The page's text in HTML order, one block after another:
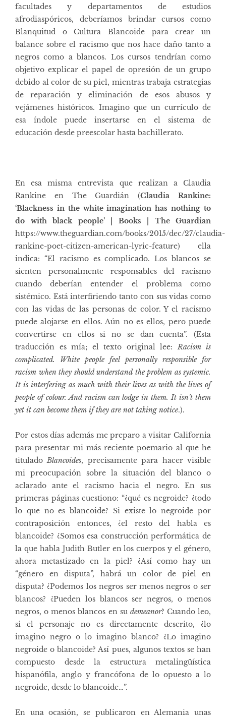
facultades y departamentos de estudios
afrodiaspóricos, deberíamos brindar cursos como
Blanquitud o Cultura Blancoide para crear un
balance sobre el racismo que nos hace daño tanto a
negros como a blancos. Los cursos tendrían como
objetivo explicar el papel de opresión de un grupo
debido al color de su piel, mientras trabaja estrategias
de reparación y eliminación de esos abusos y
vejámenes históricos. Imagino que un currículo de
esa índole puede insertarse en el sistema de
educación desde preescolar hasta bachillerato.
En esa misma entrevista que realizan a Claudia
Rankine en The Guardián (Claudia Rankine:
‘Blackness in the white imagination has nothing to
do with black people’ | Books | The Guardian
https://www.theguardian.com/books/2015/dec/27/claudia-
rankine-poet-citizen-american-lyric-feature) ella
indica: “El racismo es complicado. Los blancos se
sienten personalmente responsables del racismo
cuando deberían entender el problema como
sistémico. Está interfiriendo tanto con sus vidas como
con las vidas de las personas de color. Y el racismo
puede alojarse en ellos. Aún no es ellos, pero puede
convertirse en ellos si no se dan cuenta”. (Esta
traducción es mía; el texto original lee: Racism is
complicated. White people feel personally responsible for
racism when they should understand the problem as systemic.
It is interfering as much with their lives as with the lives of
people of colour. And racism can lodge in them. It isn’t them
yet it can become them if they are not taking notice.).
Por estos días además me preparo a visitar California
para presentar mi más reciente poemario al que he
tituladoBlancoides, precisamente para hacer visible
mi preocupación sobre la situación del blanco o
aclarado ante el racismo hacia el negro. En sus
primeras páginas cuestiono: “¿qué es negroide? ¿todo
lo que no es blancoide? Si existe lo negroide por
contraposición entonces, ¿el resto del habla es
blancoide? ¿Somos esa construcción performática de
la que habla Judith Butler en los cuerpos y el género,
ahora metastizado en la piel? ¿Así como hay un
“género en disputa”, habrá un color de piel en
disputa? ¿Podemos los negros ser menos negros o ser
blancos? ¿Pueden los blancos ser negros, o menos
negros, o menos blancos en su demeanor? Cuando leo,
si el personaje no es directamente descrito, ¿lo
imagino negro o lo imagino blanco? ¿Lo imagino
negroide o blancoide? Así pues, algunos textos se han
compuesto desde la estructura metalingüística
hispanófila, anglo y francófona de lo opuesto a lo
negroide, desde lo blancoide…”.
En una ocasión, se publicaron en Alemania unas